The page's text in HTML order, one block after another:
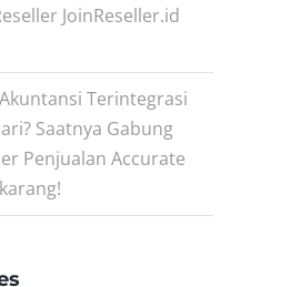
JoinReseller.id
Terintegrasi
Saatnya Gabung
Penjualan Accurate